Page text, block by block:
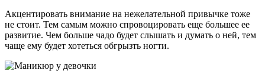
Акцентировать внимание на нежелательной привычке тоже
не стоит. Тем самым можно спровоцировать еще большее ее
развитие. Чем больше чадо будет слышать и думать о ней, тем
чаще ему будет хотеться обгрызть ногти.